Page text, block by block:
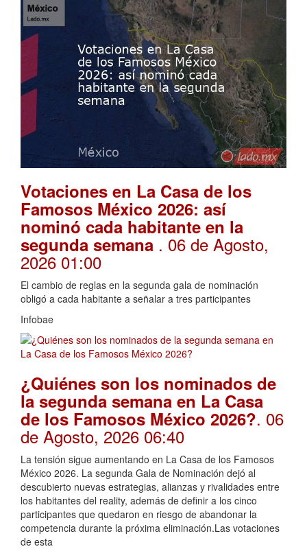
Votaciones en La Casa de los
Famosos México 2026: así
nominó cada habitante en la
segunda semana . 06 de Agosto,
2026 01:00
El cambio de reglas en la segunda gala de nominación
obligó a cada habitante a señalar a tres participantes
Infobae
¿Quiénes son los nominados de
la segunda semana en La Casa
de los Famosos México 2026?. 06
de Agosto, 2026 06:40
La tensión sigue aumentando en La Casa de los Famosos
México 2026. La segunda Gala de Nominación dejó al
descubierto nuevas estrategias, alianzas y rivalidades entre
los habitantes del reality, además de definir a los cinco
participantes que quedaron en riesgo de abandonar la
competencia durante la próxima eliminación.Las votaciones
de esta